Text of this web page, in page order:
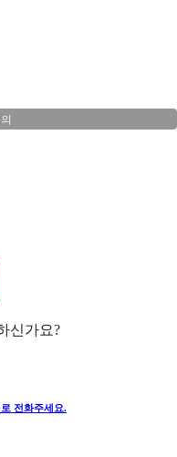
신가요?
로 전화주세요.